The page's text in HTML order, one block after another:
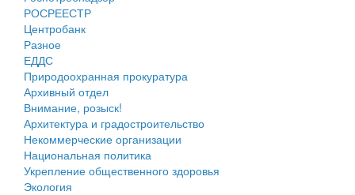
Городское поселение
Сельские поселения
РОСРЕЕСТР
Центробанк
Разное
ЕДДС
Природоохранная прокуратура
Архивный отдел
Внимание, розыск!
Архитектура и градостроительство
Некоммерческие организации
Национальная политика
Укрепление общественного здоровья
Экология